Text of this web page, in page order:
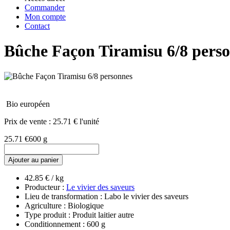
Commander
Mon compte
Contact
Bûche Façon Tiramisu 6/8
Bio européen
Prix de vente : 25.71 € l'unité
25.71 €600 g
Ajouter au panier
42.85 € / kg
Producteur : Le vivier des saveurs
Lieu de transformation : Labo le vivier des saveurs
Agriculture : Biologique
Type produit : Produit laitier autre
Conditionnement : 600 g